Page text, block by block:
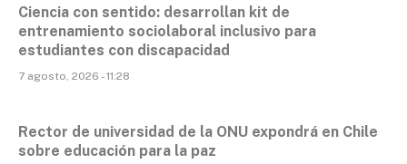
Ciencia con sentido: desarrollan kit de
entrenamiento sociolaboral inclusivo para
estudiantes con discapacidad
7 agosto, 2026 - 11:28
Rector de universidad de la ONU expondrá en Chile
sobre educación para la paz